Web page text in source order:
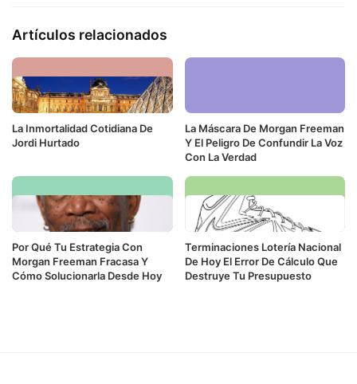
Artículos relacionados
La Inmortalidad Cotidiana De
Jordi Hurtado
La Máscara De Morgan Freeman
Y El Peligro De Confundir La Voz
Con La Verdad
Por Qué Tu Estrategia Con
Morgan Freeman Fracasa Y
Cómo Solucionarla Desde Hoy
Terminaciones Lotería Nacional
De Hoy El Error De Cálculo Que
Destruye Tu Presupuesto